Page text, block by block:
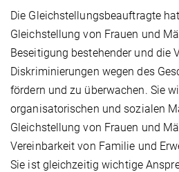
Die Gleichstellungsbeauftragte
Gleichstellung von Frauen und
Beseitigung bestehender und die
Diskriminierungen wegen des
fördern und zu überwachen. Sie
organisatorischen und sozialen
Gleichstellung von Frauen und
Vereinbarkeit von Familie und
Sie ist gleichzeitig wichtige